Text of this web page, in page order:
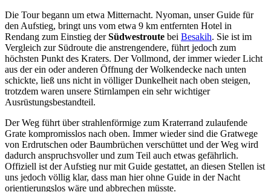
Die Tour begann um etwa Mitternacht. Nyoman, unser Guide für
den Aufstieg, bringt uns vom etwa 9 km entfernten Hotel in
Rendang zum Einstieg derSüdwestroute bei Besakih. Sie ist im
Vergleich zur Südroute die anstrengendere, führt jedoch zum
höchsten Punkt des Kraters. Der Vollmond, der immer wieder Licht
aus der ein oder anderen Öffnung der Wolkendecke nach unten
schickte, ließ uns nicht in völliger Dunkelheit nach oben steigen,
trotzdem waren unsere Stirnlampen ein sehr wichtiger
Ausrüstungsbestandteil.
Der Weg führt über strahlenförmige zum Kraterrand zulaufende
Grate kompromisslos nach oben. Immer wieder sind die Gratwege
von Erdrutschen oder Baumbrüchen verschüttet und der Weg wird
dadurch anspruchsvoller und zum Teil auch etwas gefährlich.
Offiziell ist der Aufstieg nur mit Guide gestattet, an diesen Stellen ist
uns jedoch völlig klar, dass man hier ohne Guide in der Nacht
orientierungslos wäre und abbrechen müsste.